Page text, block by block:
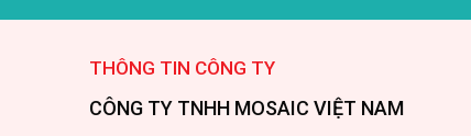
THÔNG TIN CÔNG TY
CÔNG TY TNHH MOSAIC VIỆT NAM